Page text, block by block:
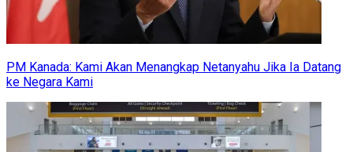
PM Kanada: Kami Akan Menangkap Netanyahu Jika Ia Datang
ke Negara Kami